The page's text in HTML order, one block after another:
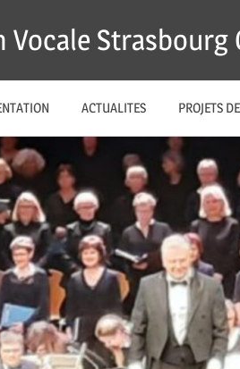
Vocale Strasbourg
ACTUALITES PROJETS